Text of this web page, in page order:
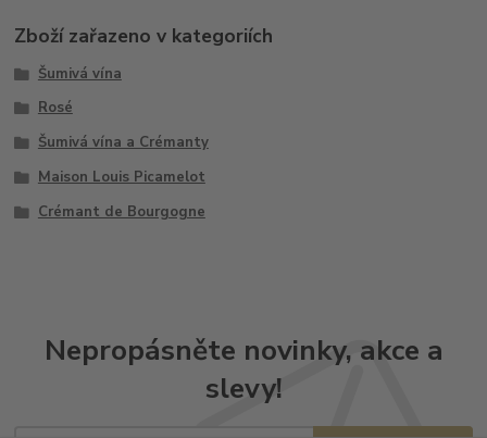
Zboží zařazeno v kategoriích
Šumivá vína
Rosé
Šumivá vína a Crémanty
Maison Louis Picamelot
Crémant de Bourgogne
Nepropásněte novinky, akce a
slevy!